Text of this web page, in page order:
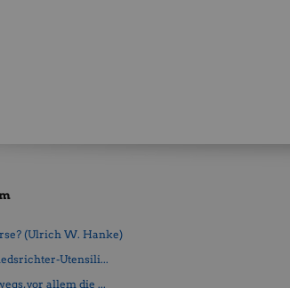
(Ulrich W. Hanke)
Utensili...
vor allem die ...